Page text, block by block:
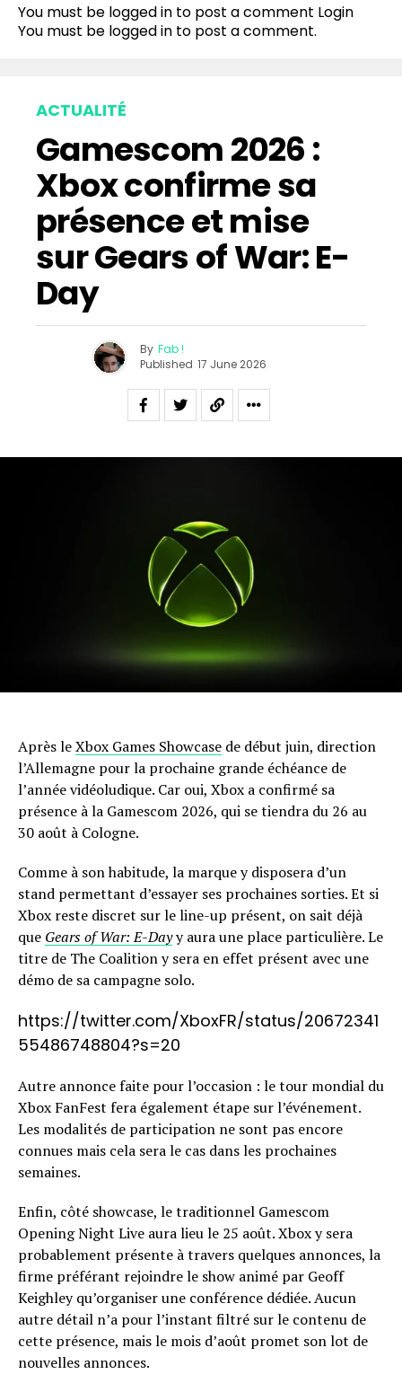
You must be logged in to post a comment Login
You must be logged in to post a comment.
ACTUALITÉ
Gamescom 2026 :
Xbox confirme sa
présence et mise
sur Gears of War: E-
Day
By Fab !
Published 17 June 2026
Après leXbox Games Showcase de début juin, direction
l’Allemagne pour la prochaine grande échéance de
l’année vidéoludique. Car oui, Xbox a confirmé sa
présence à la Gamescom 2026, qui se tiendra du 26 au
30 août à Cologne.
Comme à son habitude, la marque y disposera d’un
stand permettant d’essayer ses prochaines sorties. Et si
Xbox reste discret sur le line-up présent, on sait déjà
que Gears of War: E-Dayy aura une place particulière. Le
titre de The Coalition y sera en effet présent avec une
démo de sa campagne solo.
https://twitter.com/XboxFR/status/20672341
55486748804?s=20
Autre annonce faite pour l’occasion : le tour mondial du
Xbox FanFest fera également étape sur l’événement.
Les modalités de participation ne sont pas encore
connues mais cela sera le cas dans les prochaines
semaines.
Enfin, côté showcase, le traditionnel Gamescom
Opening Night Live aura lieu le 25 août. Xbox y sera
probablement présente à travers quelques annonces, la
firme préférant rejoindre le show animé par Geoff
Keighley qu’organiser une conférence dédiée. Aucun
autre détail n’a pour l’instant filtré sur le contenu de
cette présence, mais le mois d’août promet son lot de
nouvelles annonces.